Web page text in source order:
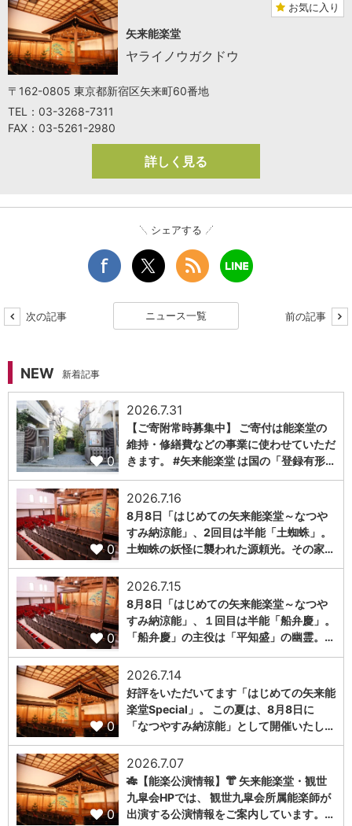
お気に入り
矢来能楽堂
ヤライノウガクドウ
〒162-0805 東京都新宿区矢来町60番地
TEL：03-3268-7311
FAX：03-5261-2980
詳しく見る
シェアする
次の記事 ニュース一覧 前の記事
NEW 新着記事
0
2026.7.31
【ご寄附常時募集中】 ご寄付は能楽堂の
維持・修繕費などの事業に使わせていただ
きます。 #矢来能楽堂 は国の「登録有形…
0
2026.7.16
8月8日「はじめての矢来能楽堂～なつや
すみ納涼能」、2回目は半能「土蜘蛛」。
土蜘蛛の妖怪に襲われた源頼光。その家…
0
2026.7.15
8月8日「はじめての矢来能楽堂～なつや
すみ納涼能」、１回目は半能「船弁慶」。
「船弁慶」の主役は「平知盛」の幽霊。…
0
2026.7.14
好評をいただいてます「はじめての矢来能
楽堂Special」。 この夏は、8月8日に
「なつやすみ納涼能」として開催いたし…
0
2026.7.07
🎋【能楽公演情報】👘 矢来能楽堂・観世
九皐会HPでは、 観世九皐会所属能楽師が
出演する公演情報をご案内しています。…